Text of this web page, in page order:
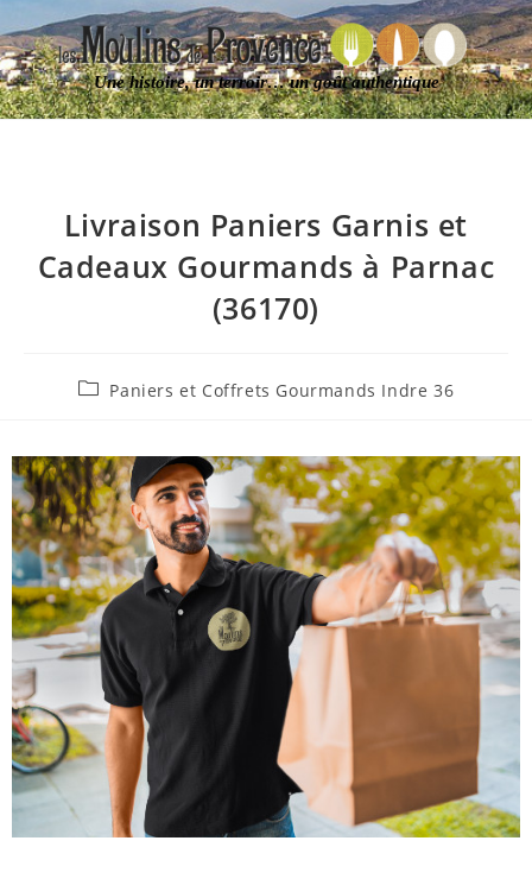
Une histoire, un terroir… un goût authentique
Livraison Paniers Garnis et
Cadeaux Gourmands à Parnac
(36170)
Paniers et Coffrets Gourmands Indre 36